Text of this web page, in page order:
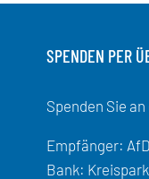
SPENDEN PER
Spenden Sie
Empfänger:
Bank: